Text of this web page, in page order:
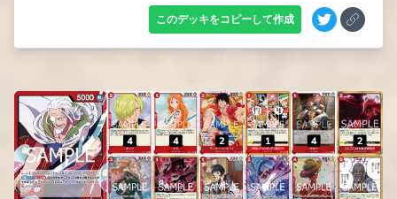
このデッキをコピーして作成